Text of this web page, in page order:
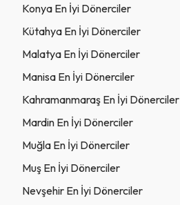
Konya En İyi Dönerciler
Kütahya En İyi Dönerciler
Malatya En İyi Dönerciler
Manisa En İyi Dönerciler
Kahramanmaraş En İyi Dönerciler
Mardin En İyi Dönerciler
Muğla En İyi Dönerciler
Muş En İyi Dönerciler
Nevşehir En İyi Dönerciler